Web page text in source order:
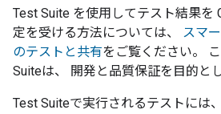
Test Suite を使用してテスト結果を
定を受ける方法については、 スマ
のテストと共有をご覧ください。
Suiteは、 開発と品質保証を目的と
Test Suiteで実行されるテストには